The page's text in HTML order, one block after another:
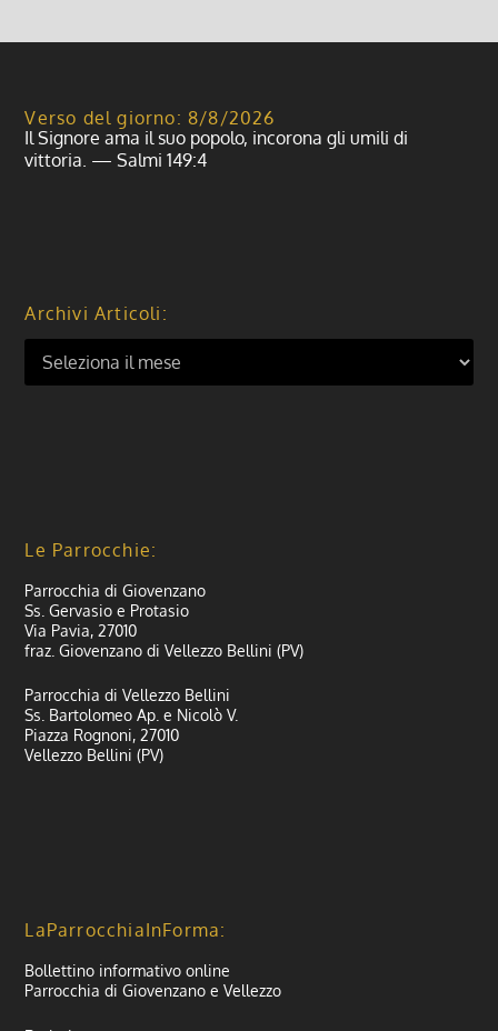
Verso del giorno: 8/8/2026
Il Signore ama il suo popolo, incorona gli umili di
vittoria. — Salmi 149:4
Archivi Articoli:
Le Parrocchie:
Parrocchia di Giovenzano
Ss. Gervasio e Protasio
Via Pavia, 27010
fraz. Giovenzano di Vellezzo Bellini (PV)
Parrocchia di Vellezzo Bellini
Ss. Bartolomeo Ap. e Nicolò V.
Piazza Rognoni, 27010
Vellezzo Bellini (PV)
LaParrocchiaInForma:
Bollettino informativo online
Parrocchia di Giovenzano e Vellezzo